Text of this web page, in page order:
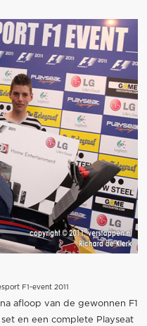
F1-event 2011
afloop van de gewonnen F1
en een complete Playseat